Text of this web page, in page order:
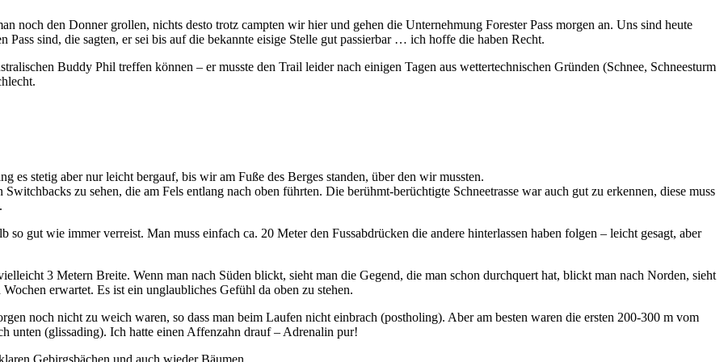
noch den Donner grollen, nichts desto trotz campten wir hier und gehen die Unternehmung Forester Pass morgen an. Uns sind heute
sind, die sagten, er sei bis auf die bekannte eisige Stelle gut passierbar … ich hoffe die haben Recht.
Buddy Phil treffen können – er musste den Trail leider nach einigen Tagen aus wettertechnischen Gründen (Schnee, Schneesturm
es stetig aber nur leicht bergauf, bis wir am Fuße des Berges standen, über den wir mussten.
zu sehen, die am Fels entlang nach oben führten. Die berühmt-berüchtigte Schneetrasse war auch gut zu erkennen, diese muss
so gut wie immer verreist. Man muss einfach ca. 20 Meter den Fussabdrücken die andere hinterlassen haben folgen – leicht gesagt, aber
3 Metern Breite. Wenn man nach Süden blickt, sieht man die Gegend, die man schon durchquert hat, blickt man nach Norden, sieht
erwartet. Es ist ein unglaubliches Gefühl da oben zu stehen.
noch nicht zu weich waren, so dass man beim Laufen nicht einbrach (postholing). Aber am besten waren die ersten 200-300 m vom
unten (glissading). Ich hatte einen Affenzahn drauf – Adrenalin pur!